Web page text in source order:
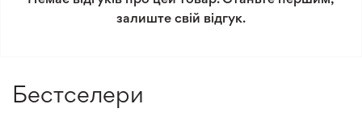
Мінімальне замовлення 300 грн.
залиште свій відгук.
Бестселери